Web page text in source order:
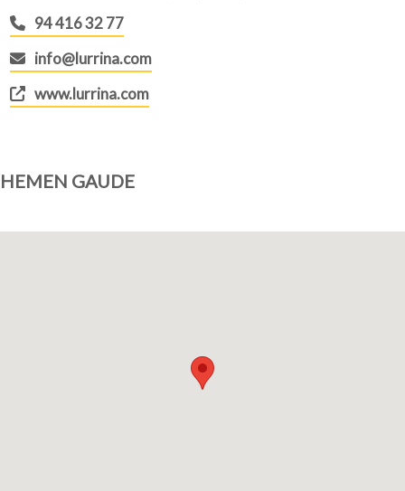
94 416 32 77
info@lurrina.com
www.lurrina.com
HEMEN GAUDE